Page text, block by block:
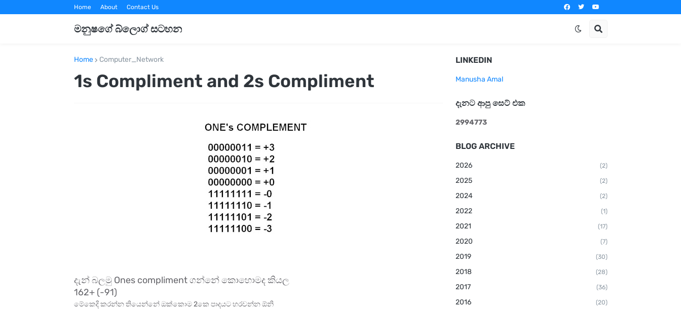
Home About Contact Us
මනුෂගේ බ්ලොග් සටහන
Home Computer_Network
1s Compliment and 2s Compliment
දැන් බලමු Ones compliment ගන්නේ කොහොමද කියල
162+ (-91)
මේකෙදි කරන්න තියෙන්නේ ඔක්කොම 2කෙ පාදයට හරවන්න ඕනි
LINKEDIN
Manusha Amal
දැනට ආපු සෙට් එක
2994773
BLOG ARCHIVE
2026 (2)
2025 (2)
2024 (2)
2022 (1)
2021 (17)
2020 (7)
2019 (30)
2018 (28)
2017 (36)
2016 (20)